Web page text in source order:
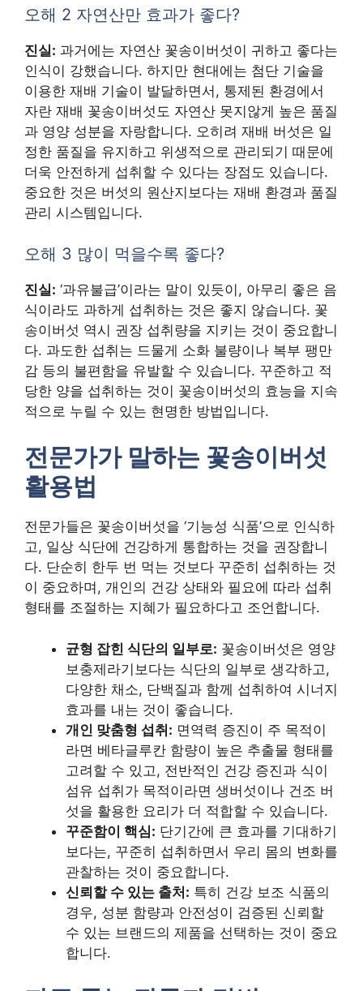
오해 2 자연산만 효과가 좋다?
진실: 과거에는 자연산 꽃송이버섯이 귀하고 좋다는
인식이 강했습니다. 하지만 현대에는 첨단 기술을
이용한 재배 기술이 발달하면서, 통제된 환경에서
자란 재배 꽃송이버섯도 자연산 못지않게 높은 품질
과 영양 성분을 자랑합니다. 오히려 재배 버섯은 일
정한 품질을 유지하고 위생적으로 관리되기 때문에
더욱 안전하게 섭취할 수 있다는 장점도 있습니다.
중요한 것은 버섯의 원산지보다는 재배 환경과 품질
관리 시스템입니다.
오해 3 많이 먹을수록 좋다?
진실: ‘과유불급’이라는 말이 있듯이, 아무리 좋은 음
식이라도 과하게 섭취하는 것은 좋지 않습니다. 꽃
송이버섯 역시 권장 섭취량을 지키는 것이 중요합니
다. 과도한 섭취는 드물게 소화 불량이나 복부 팽만
감 등의 불편함을 유발할 수 있습니다. 꾸준하고 적
당한 양을 섭취하는 것이 꽃송이버섯의 효능을 지속
적으로 누릴 수 있는 현명한 방법입니다.
전문가가 말하는 꽃송이버섯
활용법
전문가들은 꽃송이버섯을 ‘기능성 식품’으로 인식하
고, 일상 식단에 건강하게 통합하는 것을 권장합니
다. 단순히 한두 번 먹는 것보다 꾸준히 섭취하는 것
이 중요하며, 개인의 건강 상태와 필요에 따라 섭취
형태를 조절하는 지혜가 필요하다고 조언합니다.
균형 잡힌 식단의 일부로: 꽃송이버섯은 영양
보충제라기보다는 식단의 일부로 생각하고,
다양한 채소, 단백질과 함께 섭취하여 시너지
효과를 내는 것이 좋습니다.
개인 맞춤형 섭취: 면역력 증진이 주 목적이
라면 베타글루칸 함량이 높은 추출물 형태를
고려할 수 있고, 전반적인 건강 증진과 식이
섬유 섭취가 목적이라면 생버섯이나 건조 버
섯을 활용한 요리가 더 적합할 수 있습니다.
꾸준함이 핵심: 단기간에 큰 효과를 기대하기
보다는, 꾸준히 섭취하면서 우리 몸의 변화를
관찰하는 것이 중요합니다.
신뢰할 수 있는 출처: 특히 건강 보조 식품의
경우, 성분 함량과 안전성이 검증된 신뢰할
수 있는 브랜드의 제품을 선택하는 것이 중요
합니다.